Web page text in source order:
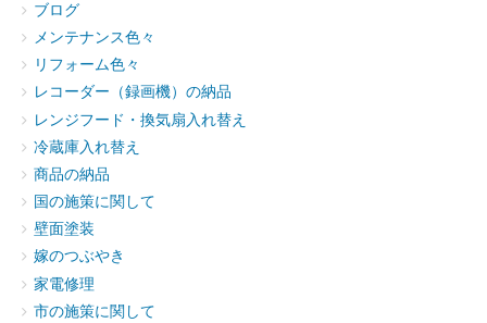
ブログ
メンテナンス色々
リフォーム色々
レコーダー（録画機）の納品
レンジフード・換気扇入れ替え
冷蔵庫入れ替え
商品の納品
国の施策に関して
壁面塗装
嫁のつぶやき
家電修理
市の施策に関して